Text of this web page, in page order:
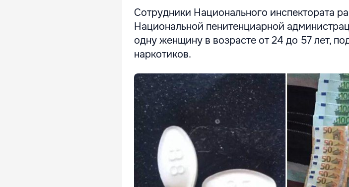
Сотрудники Национального инспектората
Национальной пенитенциарной
одну женщину в возрасте от 24 до 57 лет,
наркотиков.